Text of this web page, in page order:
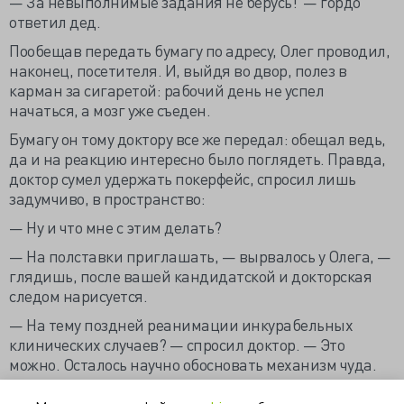
ответил дед.
Пообещав передать бумагу по адресу, Олег проводил,
наконец, посетителя. И, выйдя во двор, полез в
карман за сигаретой: рабочий день не успел
начаться, а мозг уже съеден.
Бумагу он тому доктору все же передал: обещал ведь,
да и на реакцию интересно было поглядеть. Правда,
доктор сумел удержать покерфейс, спросил лишь
задумчиво, в пространство:
— Ну и что мне с этим делать?
— На полставки приглашать, — вырвалось у Олега, —
глядишь, после вашей кандидатской и докторская
следом нарисуется.
— На тему поздней реанимации инкурабельных
клинических случаев? — спросил доктор. — Это
можно. Осталось научно обосновать механизм чуда.